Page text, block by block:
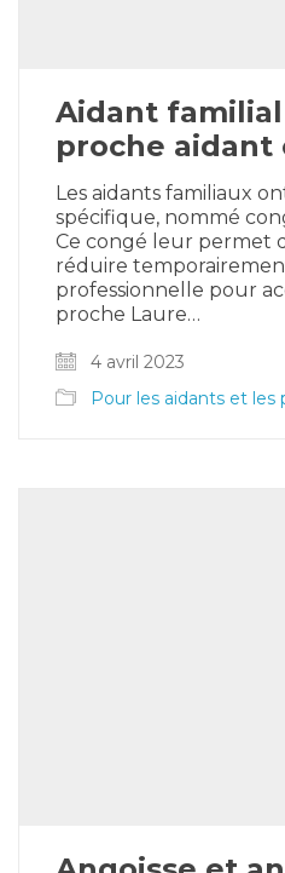
Aidant
proche aidant
Les aidants familiaux
spécifique, nommé
Ce congé leur permet
réduire
professionnelle pour
proche Laure…
4 avril 2023
Pour les aidants et les